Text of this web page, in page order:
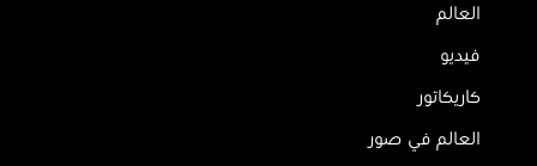
العالم
فيديو
كاريكاتور
العالم في صور